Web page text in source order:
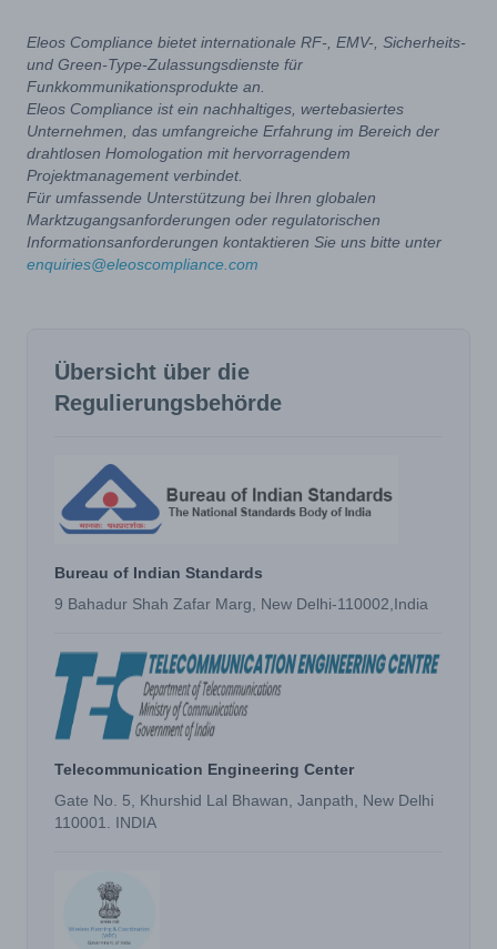
Eleos Compliance bietet internationale RF-, EMV-, Sicherheits-
und Green-Type-Zulassungsdienste für
Funkkommunikationsprodukte an.
Eleos Compliance ist ein nachhaltiges, wertebasiertes
Unternehmen, das umfangreiche Erfahrung im Bereich der
drahtlosen Homologation mit hervorragendem
Projektmanagement verbindet.
Für umfassende Unterstützung bei Ihren globalen
Marktzugangsanforderungen oder regulatorischen
Informationsanforderungen kontaktieren Sie uns bitte unter
enquiries@eleoscompliance.com
Übersicht über die
Regulierungsbehörde
Bureau of Indian Standards
9 Bahadur Shah Zafar Marg, New Delhi-110002,India
Telecommunication Engineering Center
Gate No. 5, Khurshid Lal Bhawan, Janpath, New Delhi
110001. INDIA